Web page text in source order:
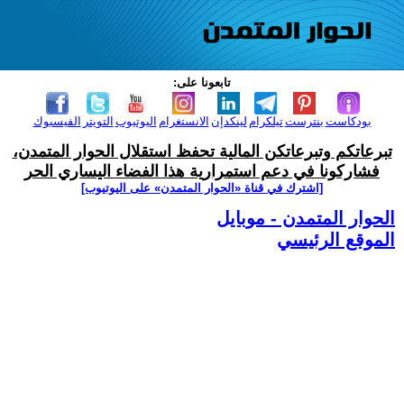
تابعونا على:
الفيسبوك التويتر اليوتيوب الانستغرام لينكدإن تيلكرامبنترست بودكاست
تبرعاتكم وتبرعاتكن المالية تحفظ استقلال الحوار المتمدن،
فشاركونا في دعم استمرارية هذا الفضاء اليساري الحر
[اشترك في قناة ‫«الحوار المتمدن» على اليوتيوب]
الحوار المتمدن - موبايل
الموقع الرئيسي